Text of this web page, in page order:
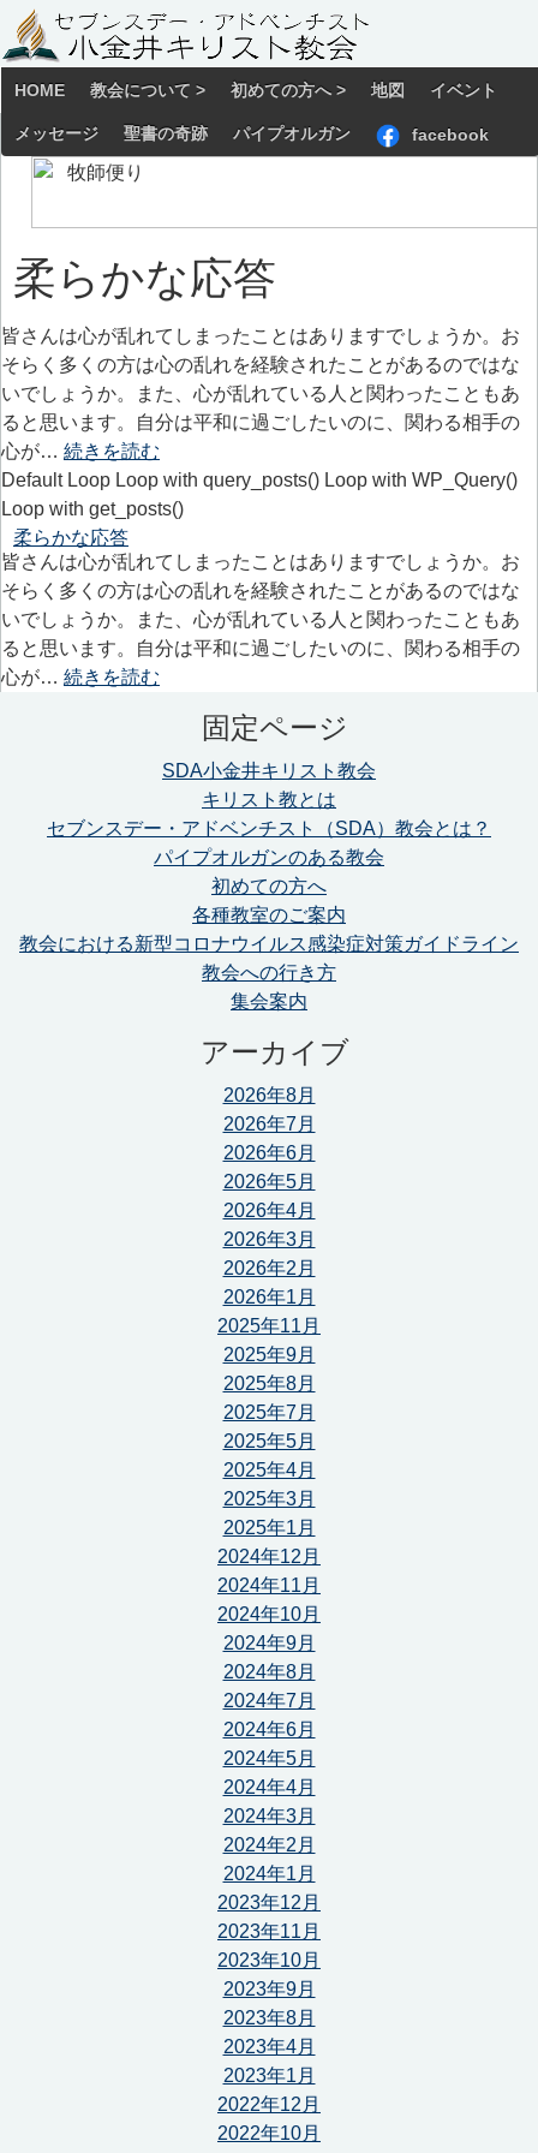
HOME 教会について > 初めての方へ > 地図 イベント
メッセージ 聖書の奇跡 パイプオルガン facebook
柔らかな応答
皆さんは心が乱れてしまったことはありますでしょうか。お
そらく多くの方は心の乱れを経験されたことがあるのではな
いでしょうか。また、心が乱れている人と関わったこともあ
ると思います。自分は平和に過ごしたいのに、関わる相手の
心が… 続きを読む
Default Loop Loop with query_posts() Loop with WP_Query()
Loop with get_posts()
柔らかな応答
皆さんは心が乱れてしまったことはありますでしょうか。お
そらく多くの方は心の乱れを経験されたことがあるのではな
いでしょうか。また、心が乱れている人と関わったこともあ
ると思います。自分は平和に過ごしたいのに、関わる相手の
心が… 続きを読む
固定ページ
SDA小金井キリスト教会
キリスト教とは
セブンスデー・アドベンチスト（SDA）教会とは？
パイプオルガンのある教会
初めての方へ
各種教室のご案内
教会における新型コロナウイルス感染症対策ガイドライン
教会への行き方
集会案内
アーカイブ
2026年8月
2026年7月
2026年6月
2026年5月
2026年4月
2026年3月
2026年2月
2026年1月
2025年11月
2025年9月
2025年8月
2025年7月
2025年5月
2025年4月
2025年3月
2025年1月
2024年12月
2024年11月
2024年10月
2024年9月
2024年8月
2024年7月
2024年6月
2024年5月
2024年4月
2024年3月
2024年2月
2024年1月
2023年12月
2023年11月
2023年10月
2023年9月
2023年8月
2023年4月
2023年1月
2022年12月
2022年10月